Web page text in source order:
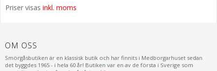
Priser visas inkl. moms
OM OSS
Smörgåsbutiken är en klassisk butik och har finnits i Medborgarhuset sedan
det byggdes 1965 - i hela 60 år! Butiken var en av de första i Sverige som